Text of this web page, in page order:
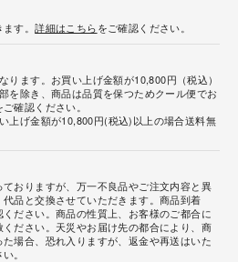
ます。詳細はこちらをご確認ください。
ります。お買い上げ金額が10,800円（税込）
を除き、商品は品質を保つためクール便でお
ご確認ください。
上げ金額が10,800円(税込)以上の場合送料無
おりますが、万一不良品やご注文内容と異
品と交換させていただきます。商品到着
ださい。商品の性質上、お客様のご都合に
ださい。天災やお届け先の都合により、商
場合、恐れ入りますが、返金や再送はいた
。